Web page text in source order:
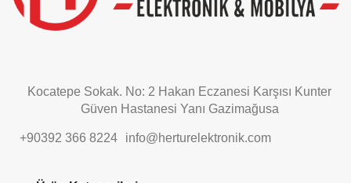
Kocatepe Sokak. No: 2 Hakan Eczanesi Karşısı Kunter
Güven Hastanesi Yanı Gazimağusa
+90392 366 8224 info@herturelektronik.com